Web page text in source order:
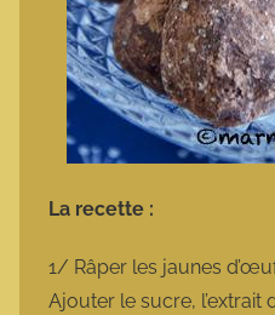
La recette :
1/ Râper les jaunes
Ajouter le sucre, l’extrait